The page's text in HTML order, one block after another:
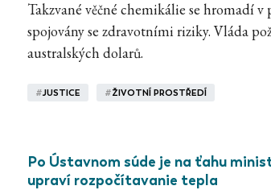
Takzvané věčné chemikálie se hromadí
spojovány se zdravotními riziky. Vláda
australských dolarů.
#JUSTICE #ŽIVOTNÍ PROSTŘEDÍ
Po Ústavnom súde je na ťahu
upraví rozpočítavanie tepla